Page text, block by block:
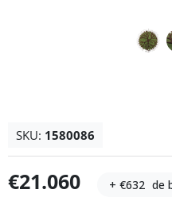
SKU: 1580086
€21.060 + €632 de